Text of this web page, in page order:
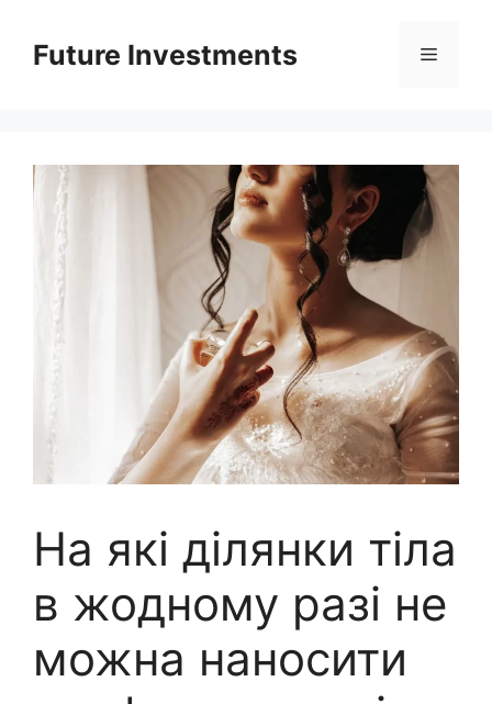
вмістуFuture Investments Меню
На які ділянки тіла
в жодному разі не
можна наносити